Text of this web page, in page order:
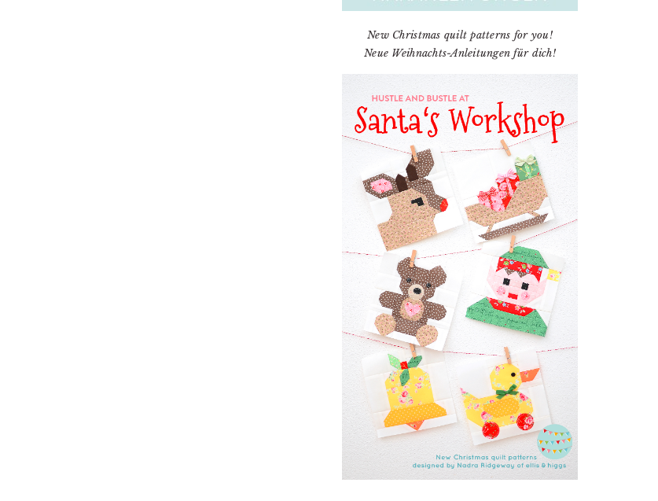
New Christmas quilt patterns for you!
Neue Weihnachts-Anleitungen für dich!